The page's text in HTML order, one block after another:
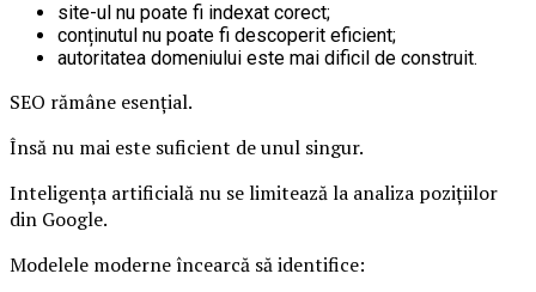
site-ul nu poate fi indexat corect;
conținutul nu poate fi descoperit eficient;
autoritatea domeniului este mai dificil de construit.
SEO rămâne esențial.
Însă nu mai este suficient de unul singur.
Inteligența artificială nu se limitează la analiza pozițiilor
din Google.
Modelele moderne încearcă să identifice: